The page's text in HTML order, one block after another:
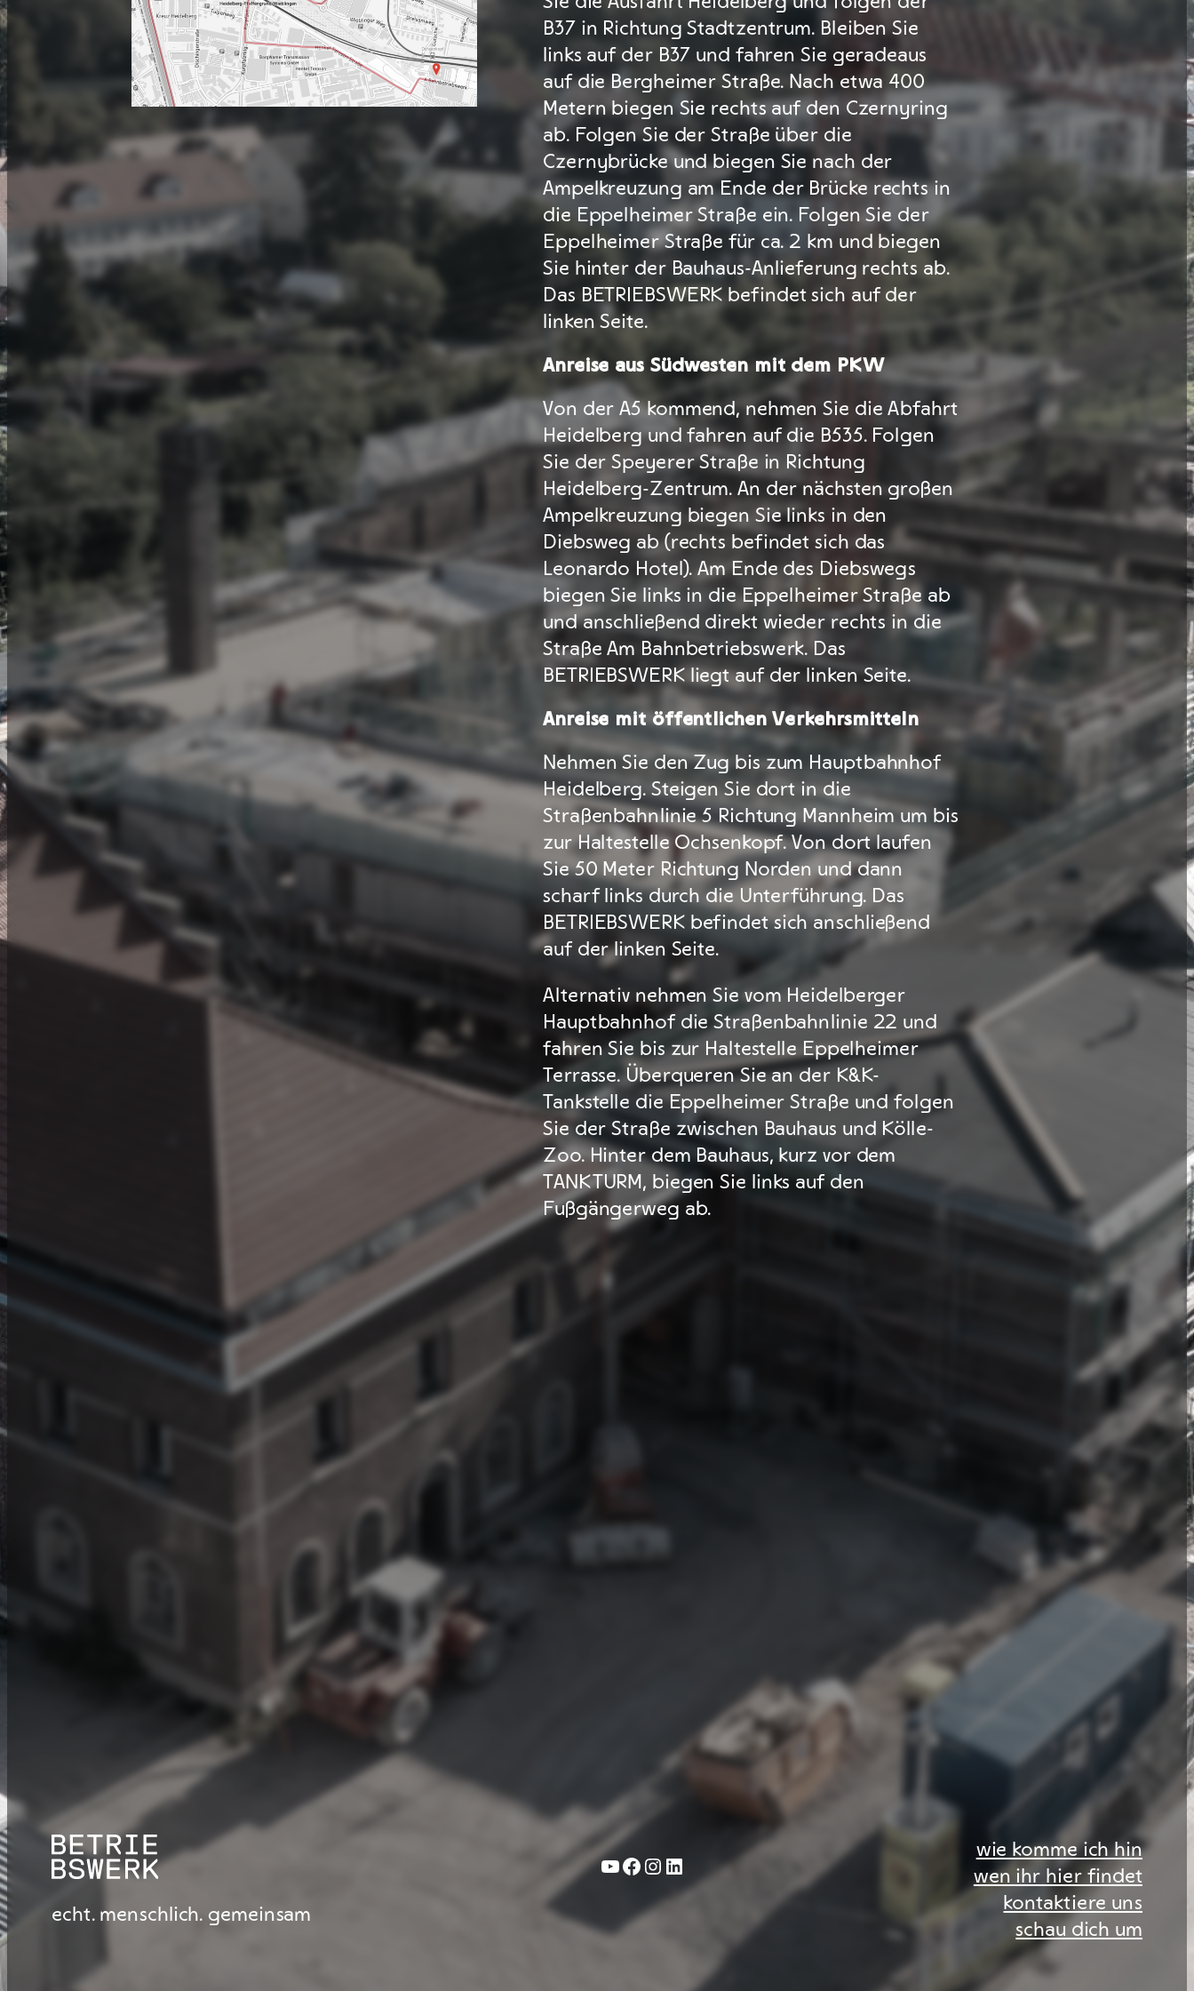
B37 in Richtung Stadtzentrum. Bleiben Sie
links auf der B37 und fahren Sie geradeaus
auf die Bergheimer Straße. Nach etwa 400
Metern biegen Sie rechts auf den Czernyring
ab. Folgen Sie der Straße über die
Czernybrücke und biegen Sie nach der
Ampelkreuzung am Ende der Brücke rechts in
die Eppelheimer Straße ein. Folgen Sie der
Eppelheimer Straße für ca. 2 km und biegen
Sie hinter der Bauhaus-Anlieferung rechts ab.
Das BETRIEBSWERK befindet sich auf der
linken Seite.
Anreise aus Südwesten mit dem PKW
Von der A5 kommend, nehmen Sie die Abfahrt
Heidelberg und fahren auf die B535. Folgen
Sie der Speyerer Straße in Richtung
Heidelberg-Zentrum. An der nächsten großen
Ampelkreuzung biegen Sie links in den
Diebsweg ab (rechts befindet sich das
Leonardo Hotel). Am Ende des Diebswegs
biegen Sie links in die Eppelheimer Straße ab
und anschließend direkt wieder rechts in die
Straße Am Bahnbetriebswerk. Das
BETRIEBSWERK liegt auf der linken Seite.
Anreise mit öffentlichen Verkehrsmitteln
Nehmen Sie den Zug bis zum Hauptbahnhof
Heidelberg. Steigen Sie dort in die
Straßenbahnlinie 5 Richtung Mannheim um bis
zur Haltestelle Ochsenkopf. Von dort laufen
Sie 50 Meter Richtung Norden und dann
scharf links durch die Unterführung. Das
BETRIEBSWERK befindet sich anschließend
auf der linken Seite.
Alternativ nehmen Sie vom Heidelberger
Hauptbahnhof die Straßenbahnlinie 22 und
fahren Sie bis zur Haltestelle Eppelheimer
Terrasse. Überqueren Sie an der K&K-
Tankstelle die Eppelheimer Straße und folgen
Sie der Straße zwischen Bauhaus und Kölle-
Zoo. Hinter dem Bauhaus, kurz vor dem
TANKTURM, biegen Sie links auf den
Fußgängerweg ab.
echt. menschlich. gemeinsam
YouTube
Facebook
Instagram
LinkedIn
wie komme ich hin
wen ihr hier findet
kontaktiere uns
schau dich um